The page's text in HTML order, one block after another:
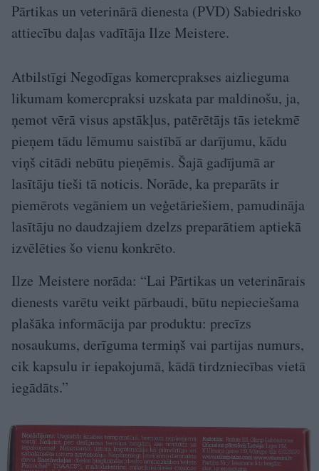
Pārtikas un veterinārā dienesta (PVD) Sabiedrisko
attiecību daļas vadītāja Ilze Meistere.
Atbilstīgi Negodīgas komercprakses aizlieguma
likumam komercpraksi uzskata par maldinošu, ja,
ņemot vērā visus apstākļus, patērētājs tās ietekmē
pieņem tādu lēmumu saistībā ar darījumu, kādu
viņš citādi nebūtu pieņēmis. Šajā gadījumā ar
lasītāju tieši tā noticis. Norāde, ka preparāts ir
piemērots vegāniem un veģetāriešiem, pamudināja
lasītāju no daudzajiem dzelzs preparātiem aptiekā
izvēlēties šo vienu konkrēto.
Ilze Meistere norāda: “Lai Pārtikas un veterinārais
dienests varētu veikt pārbaudi, būtu nepieciešama
plašāka informācija par produktu: precīzs
nosaukums, derīguma termiņš vai partijas numurs,
cik kapsulu ir iepakojumā, kādā tirdzniecības vietā
iegādāts.”